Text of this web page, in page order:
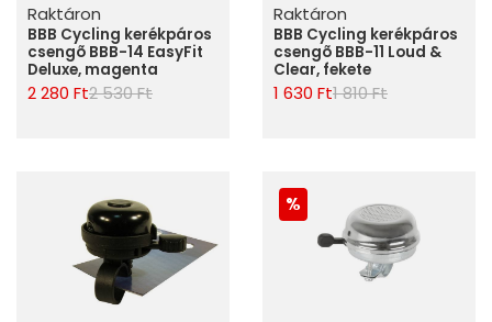
Raktáron
BBB Cycling kerékpáros
csengõ BBB-14 EasyFit
Deluxe, magenta
2 280 Ft2 530 Ft
Raktáron
BBB Cycling kerékpáros
csengõ BBB-11 Loud &
Clear, fekete
1 630 Ft1 810 Ft